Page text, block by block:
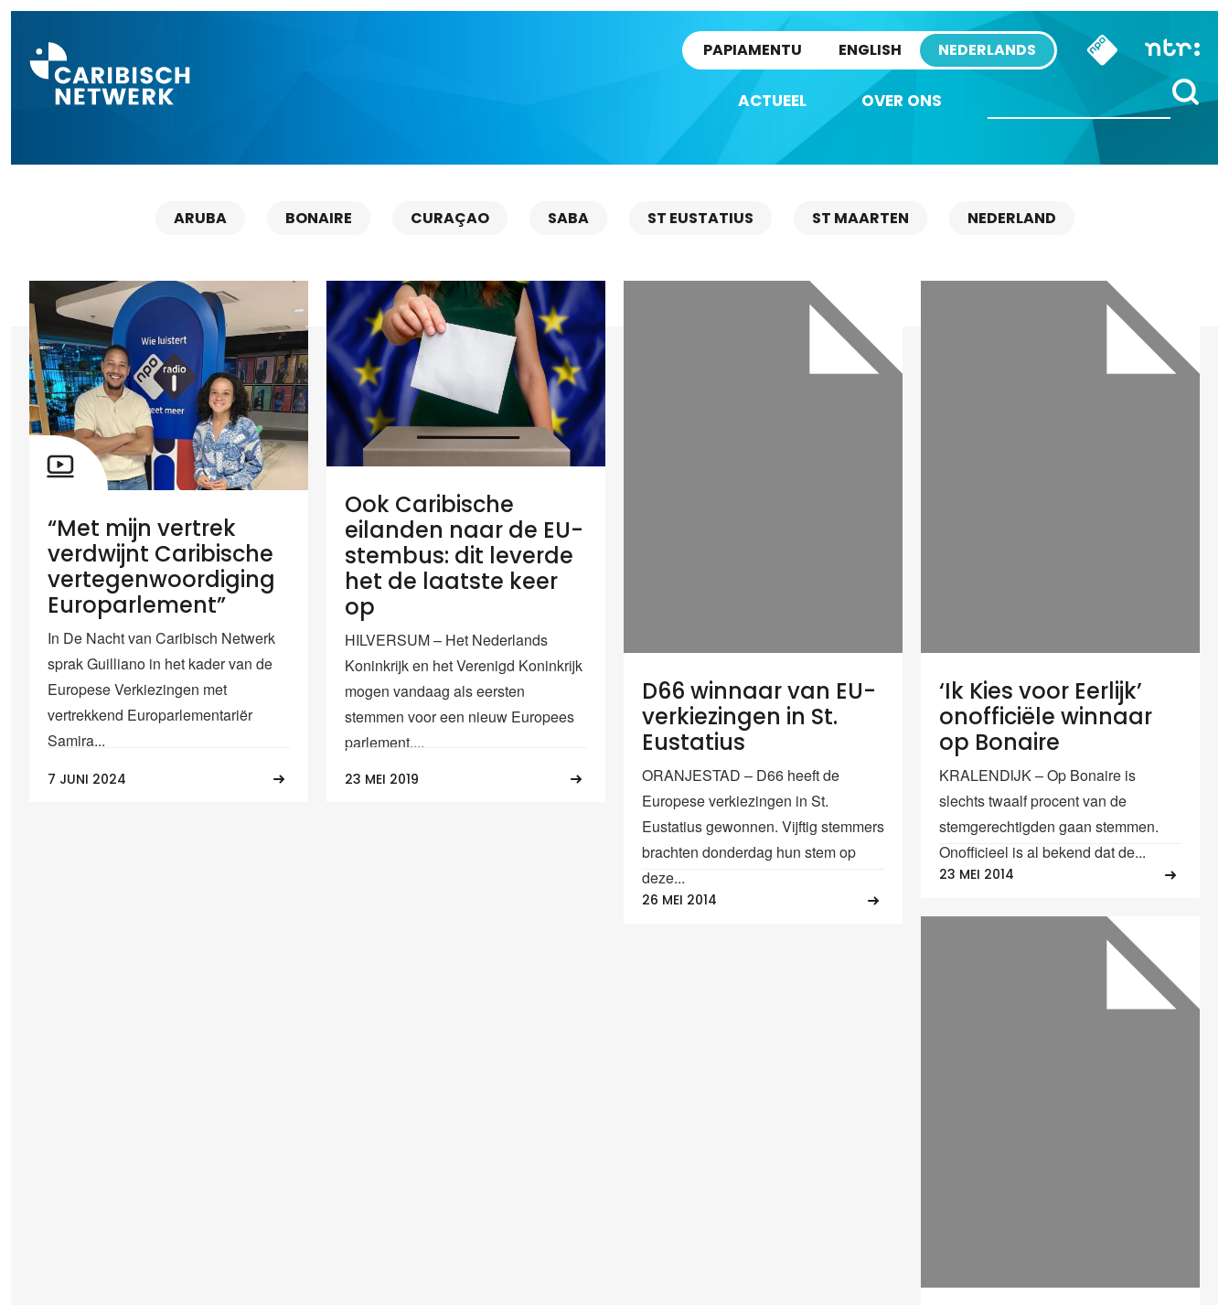
PAPIAMENTU ENGLISH NEDERLANDS
ACTUEEL OVER ONS
ARUBA BONAIRE CURAÇAO SABA ST EUSTATIUS ST MAARTEN NEDERLAND
“Met mijn vertrek
verdwijnt Caribische
vertegenwoordiging
Europarlement”
In De Nacht van Caribisch Netwerk
sprak Guilliano in het kader van de
Europese Verkiezingen met
vertrekkend Europarlementariër
Samira...
7 JUNI 2024
Ook Caribische
eilanden naar de EU-
stembus: dit leverde
het de laatste keer
op
HILVERSUM – Het Nederlands
Koninkrijk en het Verenigd Koninkrijk
mogen vandaag als eersten
stemmen voor een nieuw Europees
parlement....
23 MEI 2019
D66 winnaar van EU-
verkiezingen in St.
Eustatius
ORANJESTAD – D66 heeft de
Europese verkiezingen in St.
Eustatius gewonnen. Vijftig stemmers
brachten donderdag hun stem op
deze...
26 MEI 2014
‘Ik Kies voor Eerlijk’
onofficiële winnaar
op Bonaire
KRALENDIJK – Op Bonaire is
slechts twaalf procent van de
stemgerechtigden gaan stemmen.
Onofficieel is al bekend dat de...
23 MEI 2014